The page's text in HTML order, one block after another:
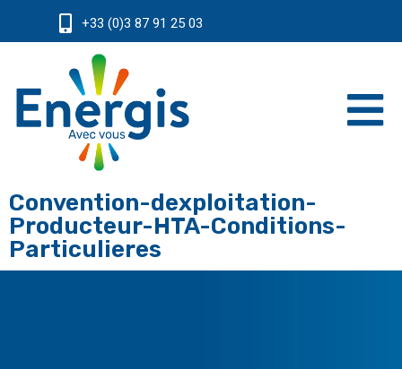
+33 (0)3 87 91 25 03
Convention-dexploitation-
Producteur-HTA-Conditions-
Particulieres